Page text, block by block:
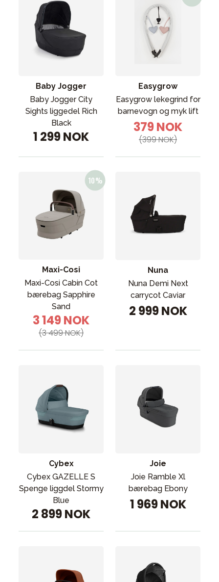
Baby Jogger
Baby Jogger City
Sights liggedel Rich
Black
1 299 NOK
Easygrow
Easygrow lekegrind for
barnevogn og myk lift
379 NOK
(399 NOK)
Maxi-Cosi
Maxi-Cosi Cabin Cot
bærebag Sapphire
Sand
3 149 NOK
(3 499 NOK)
Nuna
Nuna Demi Next
carrycot Caviar
2 999 NOK
Cybex
Cybex GAZELLE S
Spenge liggdel Stormy
Blue
2 899 NOK
Joie
Joie Ramble Xl
bærebag Ebony
1 969 NOK